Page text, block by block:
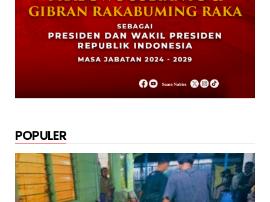
Rayakan HUT TNI ke-79. Dandim 1705
Nabire Gandeng Pelaku UMK...
October 23, 2024
POPULER